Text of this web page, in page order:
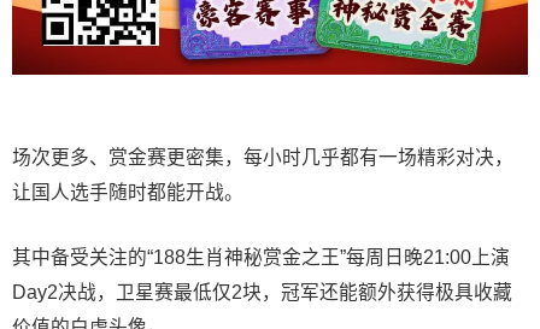
场次更多、赏金赛更密集，每小时几乎都有一场精彩对决，
让国人选手随时都能开战。
其中备受关注的“188生肖神秘赏金之王”每周日晚21:00上演
Day2决战，卫星赛最低仅2块，冠军还能额外获得极具收藏